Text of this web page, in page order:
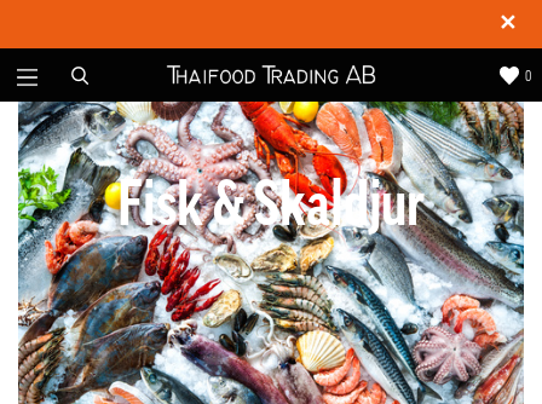
✕
0
Fisk & Skaldjur